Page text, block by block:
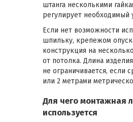
штанга несколькими
регулирует необходимый
Если нет возможности
шпильку, крепежом
конструкция на
от потолка. Длина
не ограничивается, если
или 2 метрами
Для чего монтажная
используется